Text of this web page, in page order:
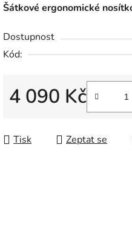
Šátkové ergonomické
Dostupnost
Kód:
4 090 Kč
Tisk Zeptat se